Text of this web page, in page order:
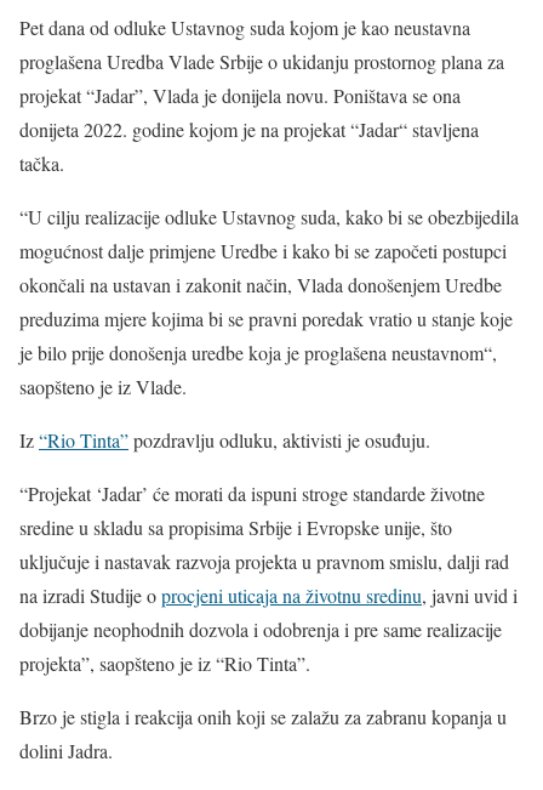
Pet dana od odluke Ustavnog suda kojom je kao neustavna
proglašena Uredba Vlade Srbije o ukidanju prostornog plana za
projekat “Jadar”, Vlada je donijela novu. Poništava se ona
donijeta 2022. godine kojom je na projekat “Jadar“ stavljena
tačka.
“U cilju realizacije odluke Ustavnog suda, kako bi se obezbijedila
mogućnost dalje primjene Uredbe i kako bi se započeti postupci
okončali na ustavan i zakonit način, Vlada donošenjem Uredbe
preduzima mjere kojima bi se pravni poredak vratio u stanje koje
je bilo prije donošenja uredbe koja je proglašena neustavnom“,
saopšteno je iz Vlade.
Iz“Rio Tinta”pozdravlju odluku, aktivisti je osuđuju.
“Projekat ‘Jadar’ će morati da ispuni stroge standarde životne
sredine u skladu sa propisima Srbije i Evropske unije, što
uključuje i nastavak razvoja projekta u pravnom smislu, dalji rad
na izradi Studije oprocjeni uticaja na životnu sredinu, javni uvid i
dobijanje neophodnih dozvola i odobrenja i pre same realizacije
projekta”, saopšteno je iz “Rio Tinta”.
Brzo je stigla i reakcija onih koji se zalažu za zabranu kopanja u
dolini Jadra.